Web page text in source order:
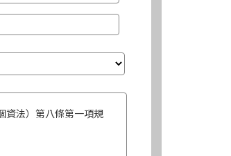
資法）第八條第一項規